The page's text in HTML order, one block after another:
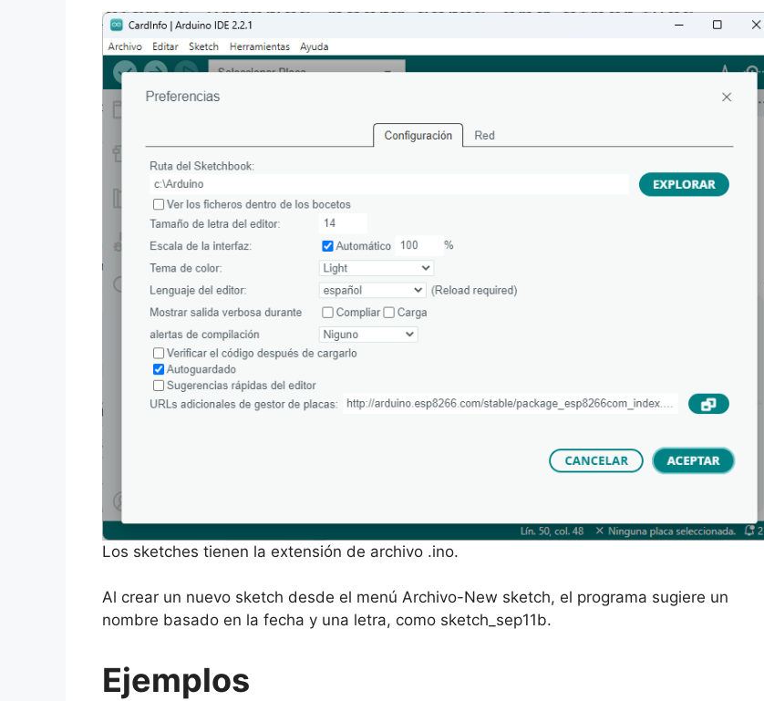
Los sketches tienen la extensión de archivo .ino.
Al crear un nuevo sketch desde el menú Archivo-New sketch, el programa sugiere un
nombre basado en la fecha y una letra, como sketch_sep11b.
Ejemplos